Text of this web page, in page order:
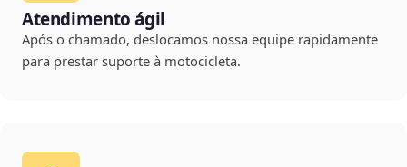
Atendimento ágil
Após o chamado, deslocamos nossa equipe rapidamente
para prestar suporte à motocicleta.